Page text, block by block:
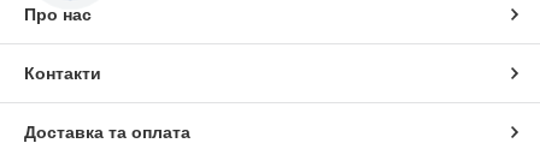
Про нас
Контакти
Доставка та оплата